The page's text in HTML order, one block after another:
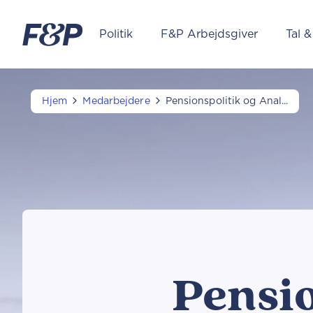
Politik F&P Arbejdsgiver Tal
Hjem Medarbejdere Pensionspolitik og Anal...